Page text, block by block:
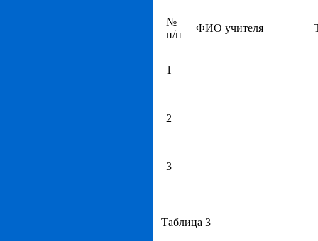
№
п/п
ФИО учителя
1
2
3
Таблица 3